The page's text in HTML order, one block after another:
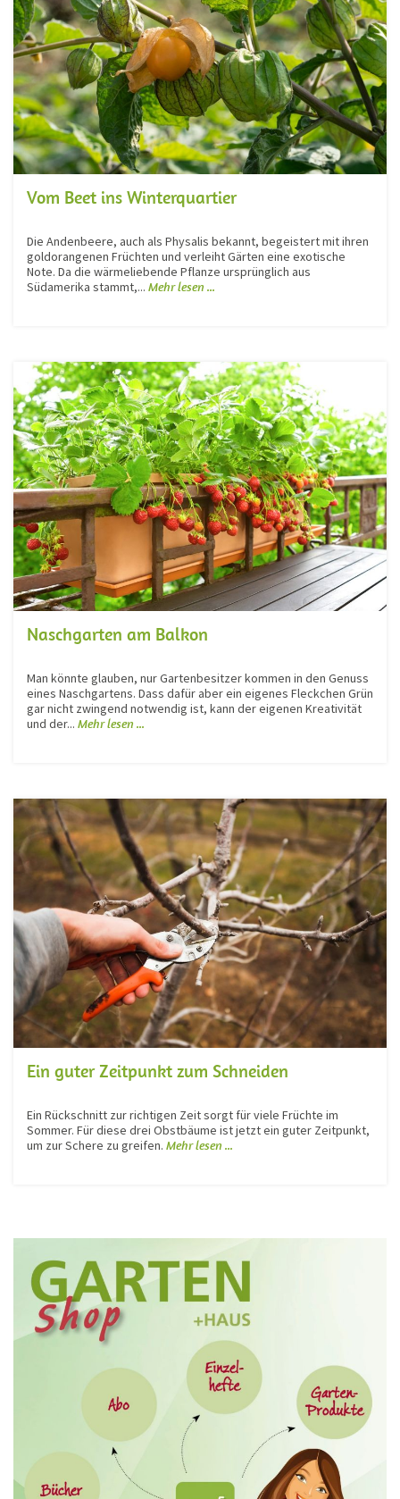
Vom Beet ins Winterquartier
Die Andenbeere, auch als Physalis bekannt, begeistert mit ihren
goldorangenen Früchten und verleiht Gärten eine exotische
Note. Da die wärmeliebende Pflanze ursprünglich aus
Südamerika stammt,... Mehr lesen ...
Naschgarten am Balkon
Man könnte glauben, nur Gartenbesitzer kommen in den Genuss
eines Naschgartens. Dass dafür aber ein eigenes Fleckchen Grün
gar nicht zwingend notwendig ist, kann der eigenen Kreativität
und der... Mehr lesen ...
Ein guter Zeitpunkt zum Schneiden
Ein Rückschnitt zur richtigen Zeit sorgt für viele Früchte im
Sommer. Für diese drei Obstbäume ist jetzt ein guter Zeitpunkt,
um zur Schere zu greifen. Mehr lesen ...